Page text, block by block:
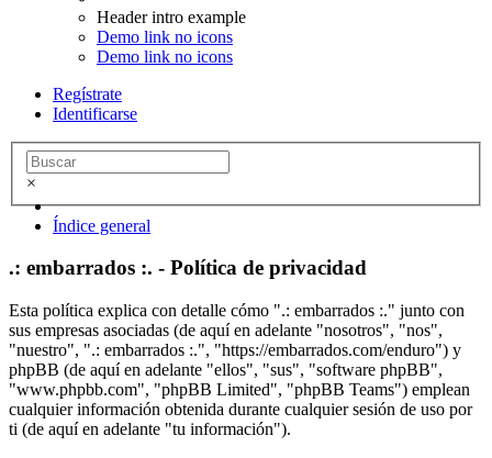
Header intro example
Demo link no icons
Demo link no icons
Regístrate
Identificarse
×
Índice general
.: embarrados :. - Política de privacidad
Esta política explica con detalle cómo ".: embarrados :." junto con
sus empresas asociadas (de aquí en adelante "nosotros", "nos",
"nuestro", ".: embarrados :.", "https://embarrados.com/enduro") y
phpBB (de aquí en adelante "ellos", "sus", "software phpBB",
"www.phpbb.com", "phpBB Limited", "phpBB Teams") emplean
cualquier información obtenida durante cualquier sesión de uso por
ti (de aquí en adelante "tu información").